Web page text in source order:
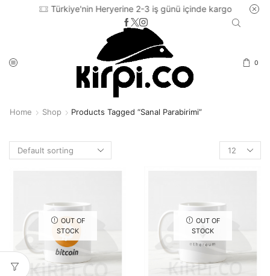
Türkiye'nin Heryerine 2-3 iş günü içinde kargo
0
Home Shop Products Tagged “sanal Parabirimi”
Products
per
OUT OF
STOCK
OUT OF
STOCK